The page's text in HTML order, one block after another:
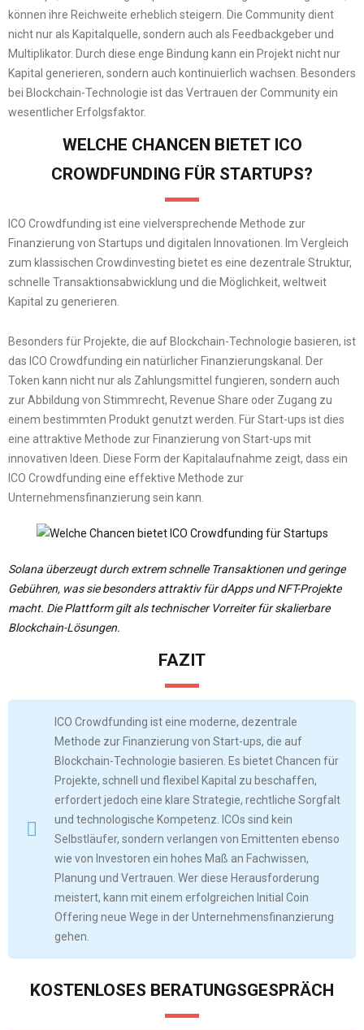
können ihre Reichweite erheblich steigern. Die Community dient
nicht nur als Kapitalquelle, sondern auch als Feedbackgeber und
Multiplikator. Durch diese enge Bindung kann ein Projekt nicht nur
Kapital generieren, sondern auch kontinuierlich wachsen. Besonders
bei Blockchain-Technologie ist das Vertrauen der Community ein
wesentlicher Erfolgsfaktor.
WELCHE CHANCEN BIETET ICO
CROWDFUNDING FÜR STARTUPS?
ICO Crowdfunding ist eine vielversprechende Methode zur
Finanzierung von Startups und digitalen Innovationen. Im Vergleich
zum klassischen Crowdinvesting bietet es eine dezentrale Struktur,
schnelle Transaktionsabwicklung und die Möglichkeit, weltweit
Kapital zu generieren.
Besonders für Projekte, die auf Blockchain-Technologie basieren, ist
das ICO Crowdfunding ein natürlicher Finanzierungskanal. Der
Token kann nicht nur als Zahlungsmittel fungieren, sondern auch
zur Abbildung von Stimmrecht, Revenue Share oder Zugang zu
einem bestimmten Produkt genutzt werden. Für Start-ups ist dies
eine attraktive Methode zur Finanzierung von Start-ups mit
innovativen Ideen. Diese Form der Kapitalaufnahme zeigt, dass ein
ICO Crowdfunding eine effektive Methode zur
Unternehmensfinanzierung sein kann.
Solana überzeugt durch extrem schnelle Transaktionen und geringe
Gebühren, was sie besonders attraktiv für dApps und NFT-Projekte
macht. Die Plattform gilt als technischer Vorreiter für skalierbare
Blockchain-Lösungen.
FAZIT
ICO Crowdfunding ist eine moderne, dezentrale
Methode zur Finanzierung von Start-ups, die auf
Blockchain-Technologie basieren. Es bietet Chancen für
Projekte, schnell und flexibel Kapital zu beschaffen,
erfordert jedoch eine klare Strategie, rechtliche Sorgfalt
und technologische Kompetenz. ICOs sind kein
Selbstläufer, sondern verlangen von Emittenten ebenso
wie von Investoren ein hohes Maß an Fachwissen,
Planung und Vertrauen. Wer diese Herausforderung
meistert, kann mit einem erfolgreichen Initial Coin
Offering neue Wege in der Unternehmensfinanzierung
gehen.
KOSTENLOSES BERATUNGSGESPRÄCH